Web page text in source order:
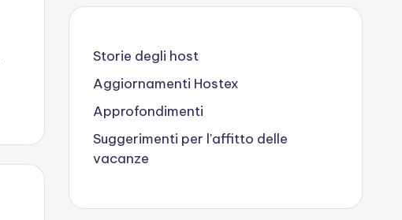
Storie degli host
Aggiornamenti Hostex
Approfondimenti
Suggerimenti per l'affitto delle
vacanze